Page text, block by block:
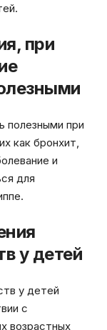
при
полезными при
как бронхит,
и
для
у детей
у детей
с
возрастных